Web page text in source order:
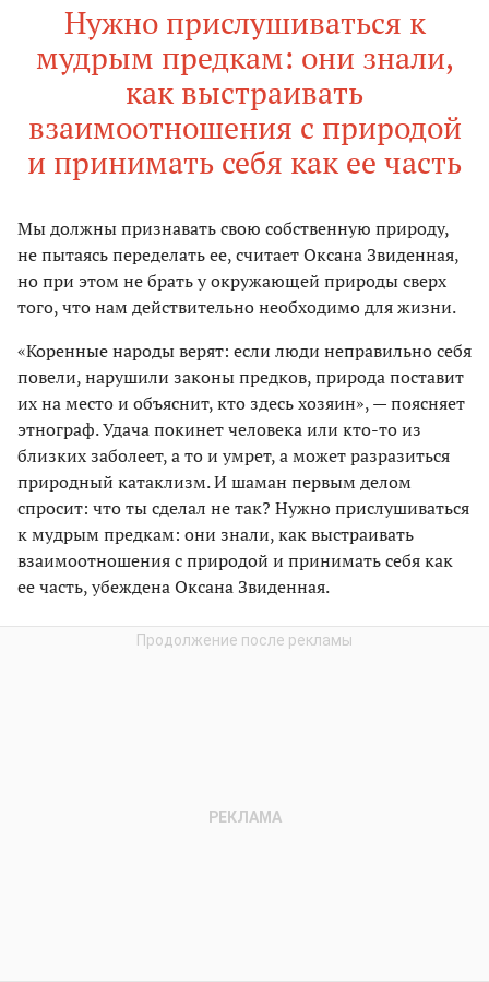
Нужно прислушиваться к
мудрым предкам: они знали,
как выстраивать
взаимоотношения с природой
и принимать себя как ее часть
Мы должны признавать свою собственную природу,
не пытаясь переделать ее, считает Оксана Звиденная,
но при этом не брать у окружающей природы сверх
того, что нам действительно необходимо для жизни.
«Коренные народы верят: если люди неправильно себя
повели, нарушили законы предков, природа поставит
их на место и объяснит, кто здесь хозяин», — поясняет
этнограф. Удача покинет человека или кто-то из
близких заболеет, а то и умрет, а может разразиться
природный катаклизм. И шаман первым делом
спросит: что ты сделал не так? Нужно прислушиваться
к мудрым предкам: они знали, как выстраивать
взаимоотношения с природой и принимать себя как
ее часть, убеждена Оксана Звиденная.